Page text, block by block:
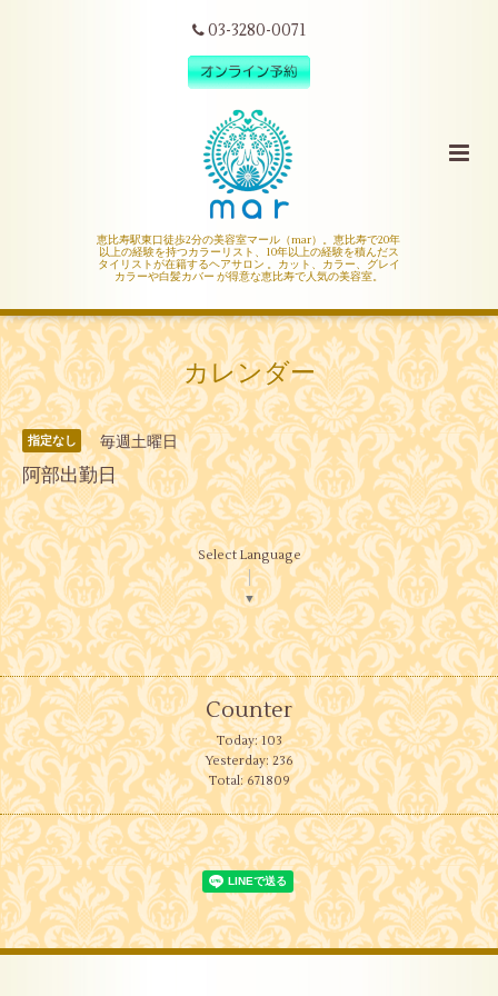
03-3280-0071
恵比寿駅東口徒歩2分の美容室マール（mar）。恵比寿で20年
以上の経験を持つカラーリスト、10年以上の経験を積んだス
タイリストが在籍するヘアサロン 。カット、カラー、グレイ
カラーや白髪カバー が得意な恵比寿で人気の美容室。
カレンダー
指定なし 毎週土曜日
阿部出勤日
Select Language
▼
Counter
Today:103
Yesterday:236
Total:671809